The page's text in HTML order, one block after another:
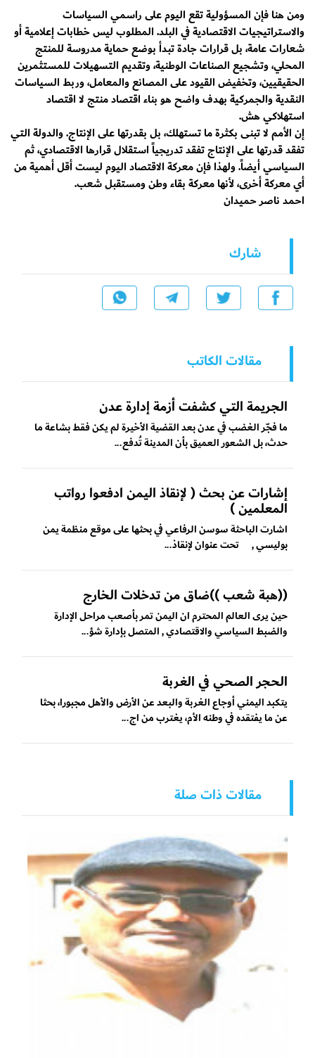
ومن هنا فإن المسؤولية تقع اليوم على راسمي السياسات
والاستراتيجيات الاقتصادية في البلد. المطلوب ليس خطابات إعلامية أو
شعارات عامة، بل قرارات جادة تبدأ بوضع حماية مدروسة للمنتج
المحلي، وتشجيع الصناعات الوطنية، وتقديم التسهيلات للمستثمرين
الحقيقيين، وتخفيض القيود على المصانع والمعامل، وربط السياسات
النقدية والجمركية بهدف واضح هو بناء اقتصاد منتج لا اقتصاد
استهلاكي هش.
إن الأمم لا تبنى بكثرة ما تستهلك، بل بقدرتها على الإنتاج. والدولة التي
تفقد قدرتها على الإنتاج تفقد تدريجياً استقلال قرارها الاقتصادي، ثم
السياسي أيضاً. ولهذا فإن معركة الاقتصاد اليوم ليست أقل أهمية من
أي معركة أخرى، لأنها معركة بقاء وطن ومستقبل شعب.
احمد ناصر حميدان
شارك
مقالات الكاتب
الجريمة التي كشفت أزمة إدارة عدن
ما فجّر الغضب في عدن بعد القضية الأخيرة لم يكن فقط بشاعة ما
حدث، بل الشعور العميق بأن المدينة تُدفع...
إشارات عن بحث ( لإنقاذ اليمن ادفعوا رواتب
المعلمين )
اشارت الباحثة سوسن الرفاعي في بحثها على موقع منظمة يمن
بوليسي , تحت عنوان لإنقاذ...
((هبة شعب ))ضاق من تدخلات الخارج
حين يرى العالم المحترم ان اليمن تمر بأصعب مراحل الإدارة
والضبط السياسي والاقتصادي , المتصل بإدارة شؤ...
الحجر الصحي في الغربة
يتكبد اليمني أوجاع الغربة والبعد عن الأرض والأهل مجبورا، بحثا
عن ما يفتقده في وطنه الأم، يغترب من اج...
مقالات ذات صلة